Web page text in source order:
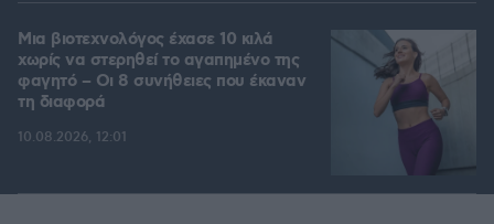
Μια βιοτεχνολόγος έχασε 10 κιλά
χωρίς να στερηθεί το αγαπημένο της
φαγητό – Οι 8 συνήθειες που έκαναν
τη διαφορά
10.08.2026, 12:01